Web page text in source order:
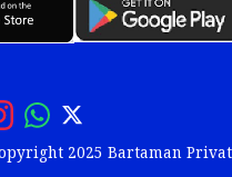
2025 Bartaman